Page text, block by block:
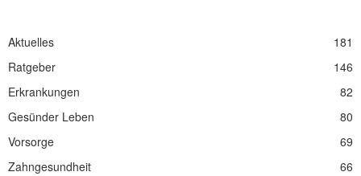
Aktuelles
181
Ratgeber
146
Erkrankungen
82
Gesünder Leben
80
Vorsorge
69
Zahngesundheit
66